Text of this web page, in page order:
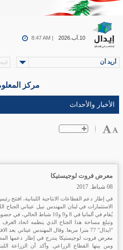
10.آب.2026 8:47 AM |
أريد أن
مركز
معرض فروت لوجيستيكا
08 شباط. 2017
في إطار دعم القطاعات الانتاجية اللبنانية،
الاستثمارات في لبنان المهندس نبيل عيتاني
يُقام في ألمانيا في 8 و9 و10 شباط الحالي، في حضور سفير لبنان في ألمانيا مصطفى أديب.
وتبلغ مساحة هذا الجناح الذي ينظمه اتحاد
"ايدال" 77 مترا مربعا. وقال المهندس عيتاني
معرض فروت لوجيستيكا يندرج في إطار دعمها المطلق
ومن بينها القطاع الزراعي. وأكد أن الزراعة